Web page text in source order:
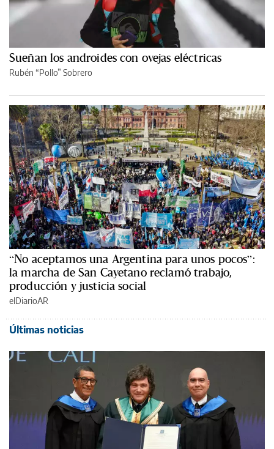
Sueñan los androides con ovejas eléctricas
Rubén “Pollo” Sobrero
“No aceptamos una Argentina para unos pocos”:
la marcha de San Cayetano reclamó trabajo,
producción y justicia social
elDiarioAR
Últimas noticias